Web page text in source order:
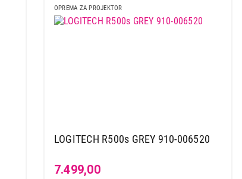
OPREMA ZA PROJEKTOR
LOGITECH R500s GREY 910-006520
7.499,00